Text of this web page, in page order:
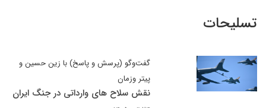
تسلیحات
گفت‌وگو (پرسش و پاسخ) با زین حسین و
پیتر وزمان
نقش سلاح‌ های وارداتی در جنگ ایران